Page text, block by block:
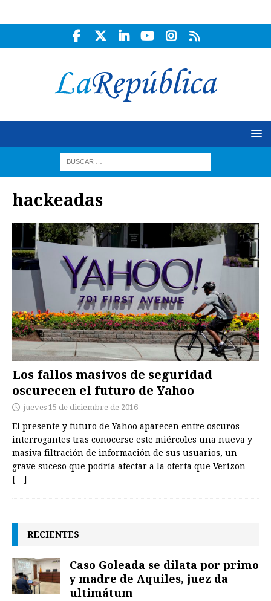
hackeadas
Los fallos masivos de seguridad
oscurecen el futuro de Yahoo
jueves 15 de diciembre de 2016
El presente y futuro de Yahoo aparecen entre oscuros
interrogantes tras conocerse este miércoles una nueva y
masiva filtración de información de sus usuarios, un
grave suceso que podría afectar a la oferta que Verizon
[…]
RECIENTES
Caso Goleada se dilata por primo
y madre de Aquiles, juez da
ultimátum